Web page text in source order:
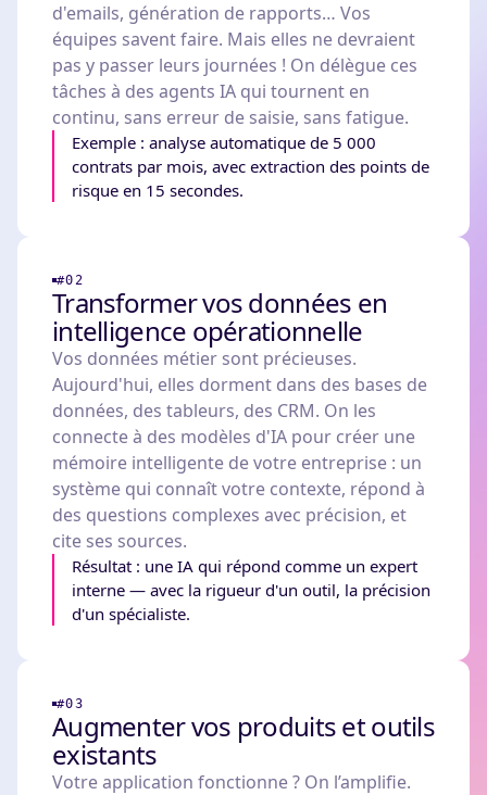
d'emails, génération de rapports… Vos
équipes savent faire. Mais elles ne devraient
pas y passer leurs journées ! On délègue ces
tâches à des agents IA qui tournent en
continu, sans erreur de saisie, sans fatigue.
Exemple : analyse automatique de 5 000
contrats par mois, avec extraction des points de
risque en 15 secondes.
#02
Transformer vos données en
intelligence opérationnelle
Vos données métier sont précieuses.
Aujourd'hui, elles dorment dans des bases de
données, des tableurs, des CRM. On les
connecte à des modèles d'IA pour créer une
mémoire intelligente de votre entreprise : un
système qui connaît votre contexte, répond à
des questions complexes avec précision, et
cite ses sources.
Résultat : une IA qui répond comme un expert
interne — avec la rigueur d'un outil, la précision
d'un spécialiste.
#03
Augmenter vos produits et outils
existants
Votre application fonctionne ? On l’amplifie.